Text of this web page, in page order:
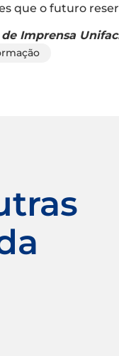
que o futuro
Imprensa